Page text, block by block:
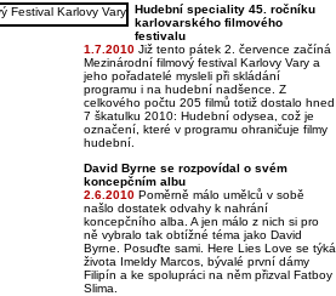
Hudební speciality 45. ročníku
karlovarského filmového
festivalu
1.7.2010 Již tento pátek 2. července začíná
Mezinárodní filmový festival Karlovy Vary a
jeho pořadatelé mysleli při skládání
programu i na hudební nadšence. Z
celkového počtu 205 filmů totiž dostalo hned
7 škatulku 2010: Hudební odysea, což je
označení, které v programu ohraničuje filmy
hudební.
David Byrne se rozpovídal o svém
koncepčním albu
2.6.2010 Poměrně málo umělců v sobě
našlo dostatek odvahy k nahrání
koncepčního alba. A jen málo z nich si pro
ně vybralo tak obtížné téma jako David
Byrne. Posuďte sami. Here Lies Love se týká
života Imeldy Marcos, bývalé první dámy
Filipín a ke spolupráci na něm přizval Fatboy
Slima.